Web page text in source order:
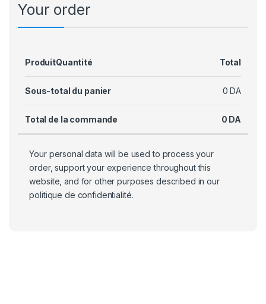
Your order
ProduitQuantité Total
Sous-total du panier 0 DA
Total de la commande 0 DA
Your personal data will be used to process your
order, support your experience throughout this
website, and for other purposes described in our
politique de confidentialité.